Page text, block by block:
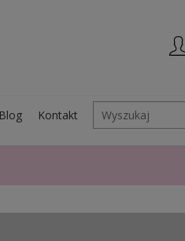
Blog Kontakt Wyszukaj